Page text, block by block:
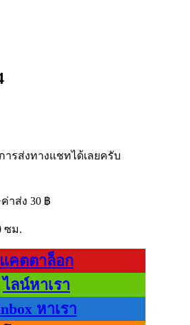
รส่งทางแชทได้เลยครับ
าส่ง 30 ฿
ซม.
แคตตาล็อก
ไลน์หาเรา
หาเรา